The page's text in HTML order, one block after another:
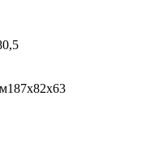
187х82х63